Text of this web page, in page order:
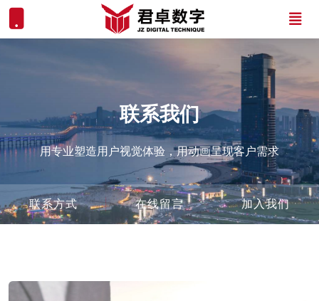
联系我们
用专业塑造用户视觉体验，用动画呈现客户需求
联系方式 在线留言 加入我们